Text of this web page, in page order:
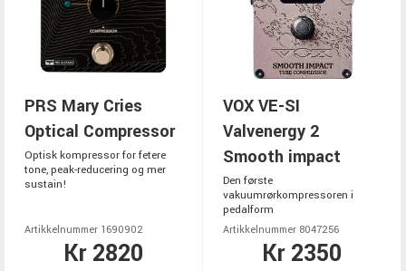
PRS Mary Cries
Optical Compressor
Optisk kompressor for fetere
tone, peak-reducering og mer
sustain!
Artikkelnummer 1690902
Kr 2820
VOX VE-SI
Valvenergy 2
Smooth impact
Den første
vakuumrørkompressoren i
pedalform
Artikkelnummer 8047256
Kr 2350